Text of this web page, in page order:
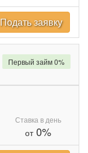
Подать заявку
Ставка в день
от0%
Первый займ 0%